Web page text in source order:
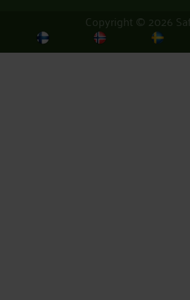
Copyright © 2026